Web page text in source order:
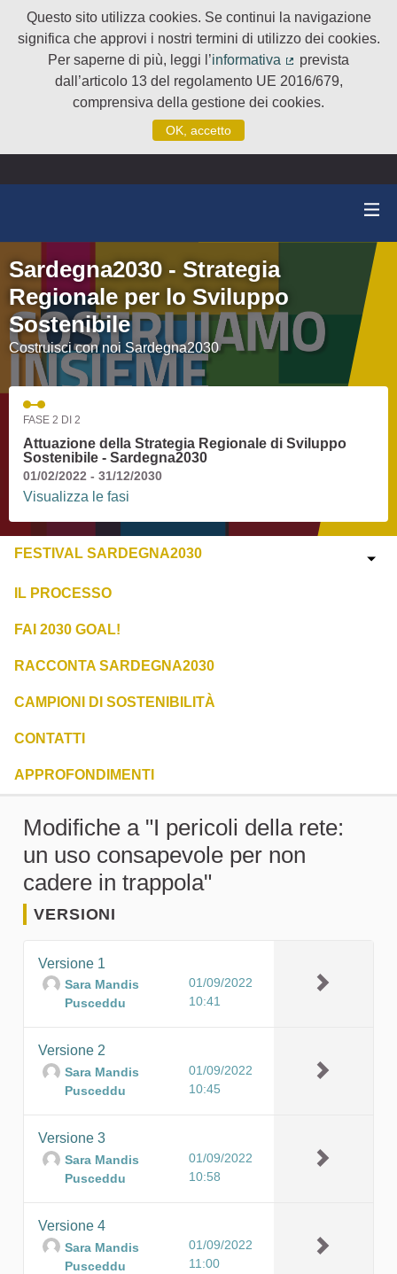
Questo sito utilizza cookies. Se continui la navigazione
significa che approvi i nostri termini di utilizzo dei cookies.
Per saperne di più, leggi l’informativa
(Collegamento
prevista
dall’articolo 13 del regolamento UE 2016/679,
comprensiva della gestione dei cookies.
OK, accetto
Sardegna2030 - Strategia
Regionale per lo Sviluppo
Sostenibile
Costruisci con noi Sardegna2030
FASE 2 DI 2
Attuazione della Strategia Regionale di Sviluppo
Sostenibile - Sardegna2030
01/02/2022 - 31/12/2030
Visualizza le fasi
FESTIVAL SARDEGNA2030
IL PROCESSO
FAI 2030 GOAL!
RACCONTA SARDEGNA2030
CAMPIONI DI SOSTENIBILITÀ
CONTATTI
APPROFONDIMENTI
Modifiche a "I pericoli della rete:
un uso consapevole per non
cadere in trappola"
VERSIONI
Versione 1
Sara Mandis
Pusceddu
01/09/2022
10:41
Versione 2
Sara Mandis
Pusceddu
01/09/2022
10:45
Versione 3
Sara Mandis
Pusceddu
01/09/2022
10:58
Versione 4
Sara Mandis
Pusceddu
01/09/2022
11:00